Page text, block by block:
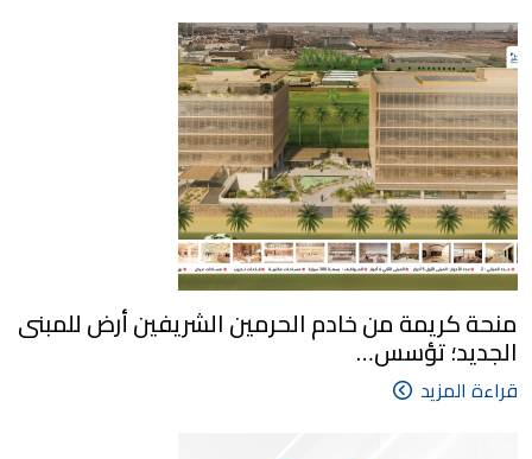
منحة كريمة من خادم الحرمين الشريفين أرض للمبنى
الجديد؛ تؤسس…
قراءة المزيد